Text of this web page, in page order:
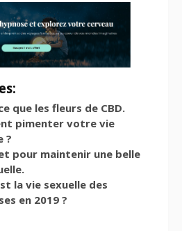
que les fleurs de CBD.
pimenter votre vie
?
pour maintenir une belle
la vie sexuelle des
en 2019 ?